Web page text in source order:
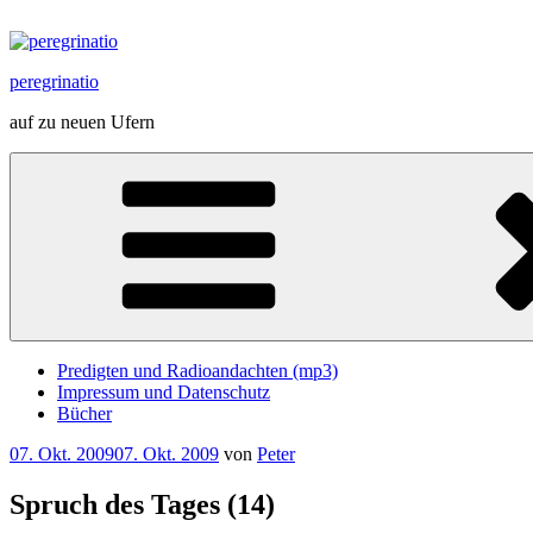
Inhalt
peregrinatio
auf zu neuen Ufern
Predigten und Radioandachten (mp3)
Impressum und Datenschutz
Bücher
Veröffentlicht
07. Okt. 200907. Okt. 2009 von Peter
Spruch des Tages (14)